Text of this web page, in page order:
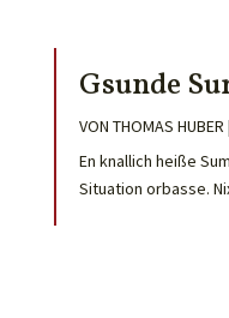
Gsunde
VON THOMAS HUBER |
En knallich heiße
Situation orbasse.